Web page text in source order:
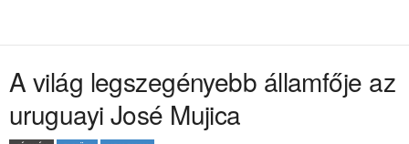
A világ legszegényebb államfője az
uruguayi José Mujica